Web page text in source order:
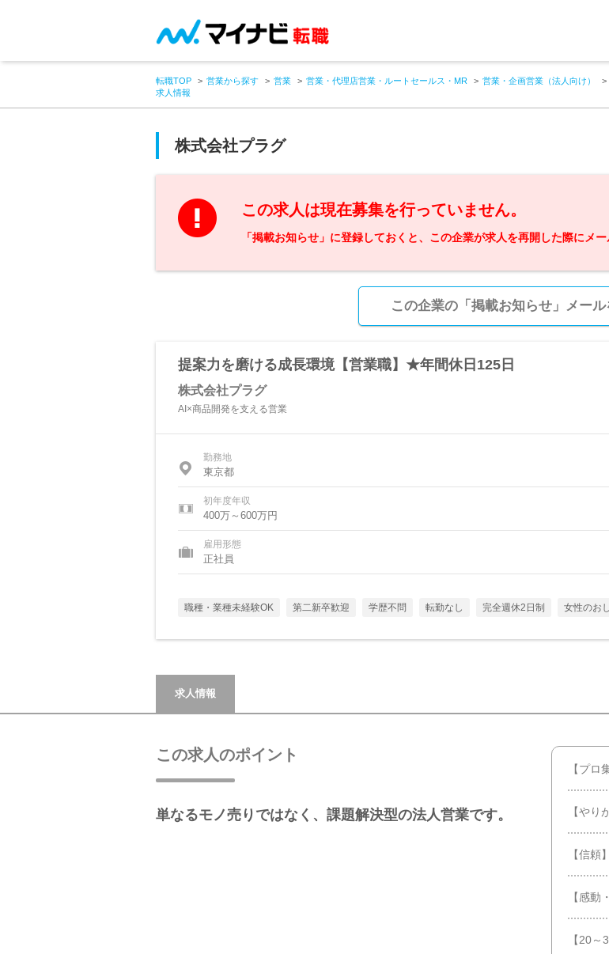
転職TOP 営業から探す 営業 営業・代理店営業・ルートセールス・MR 営業・企画営業（法人向け）
求人情報
株式会社プラグ
この求人は現在募集を行っていません。
「掲載お知らせ」に登録しておくと、この企業が求人を再開した際にメー
この企業の「掲載お知らせ」メー
提案力を磨ける成長環境【営業職】★年間休日125日
株式会社プラグ
AI×商品開発を支える営業
勤務地
東京都
初年度年収
400万～600万円
雇用形態
正社員
職種・業種未経験OK 第二新卒歓迎 学歴不問 転勤なし 完全週休2日制 女性のお
求人情報
この求人のポイント
単なるモノ売りではなく、課題解決型の法人営業です。
【プ
【や
【信
【感
【20